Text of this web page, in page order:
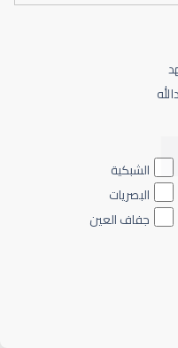
الشبكية
البصريات
جفاف العين